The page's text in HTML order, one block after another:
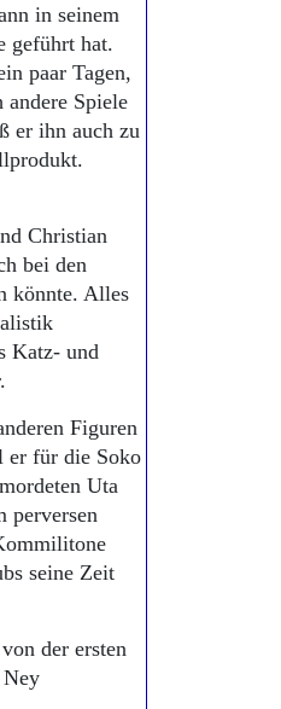
in seinem
geführt hat.
paar Tagen,
andere Spiele
er ihn auch zu
Christian
bei den
könnte. Alles
Katz- und
Figuren
er für die Soko
Uta
perversen
seine Zeit
der ersten